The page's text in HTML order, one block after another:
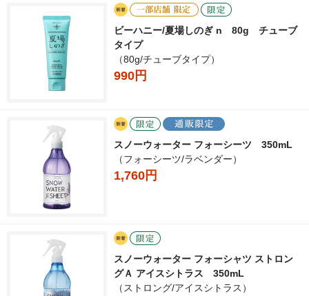
ビーハニー/夏場しのぎ n 80g チューブ
タイプ
（80g/チューブタイプ）
990円
スノーウォーター フォーシーツ 350mL
（フォーシーツ/ラベンダー）
1,760円
スノーウォーター フォーシャツ ストロン
グＡ アイスシトラス 350mL
（ストロング/アイスシトラス）